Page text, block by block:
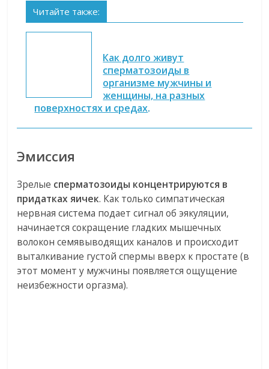
Читайте также:
Как долго живут
сперматозоиды в
организме мужчины и
женщины, на разных
поверхностях и средах.
Эмиссия
Зрелые сперматозоиды концентрируются в
придатках яичек. Как только симпатическая
нервная система подает сигнал об эякуляции,
начинается сокращение гладких мышечных
волокон семявыводящих каналов и происходит
выталкивание густой спермы вверх к простате (в
этот момент у мужчины появляется ощущение
неизбежности оргазма).